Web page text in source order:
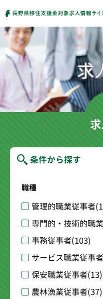
条件から探す
職種
管理的職業従事者
専門的・技術的職
事務従事者(103)
サービス職業従事者
保安職業従事者(13)
農林漁業従事者(37)